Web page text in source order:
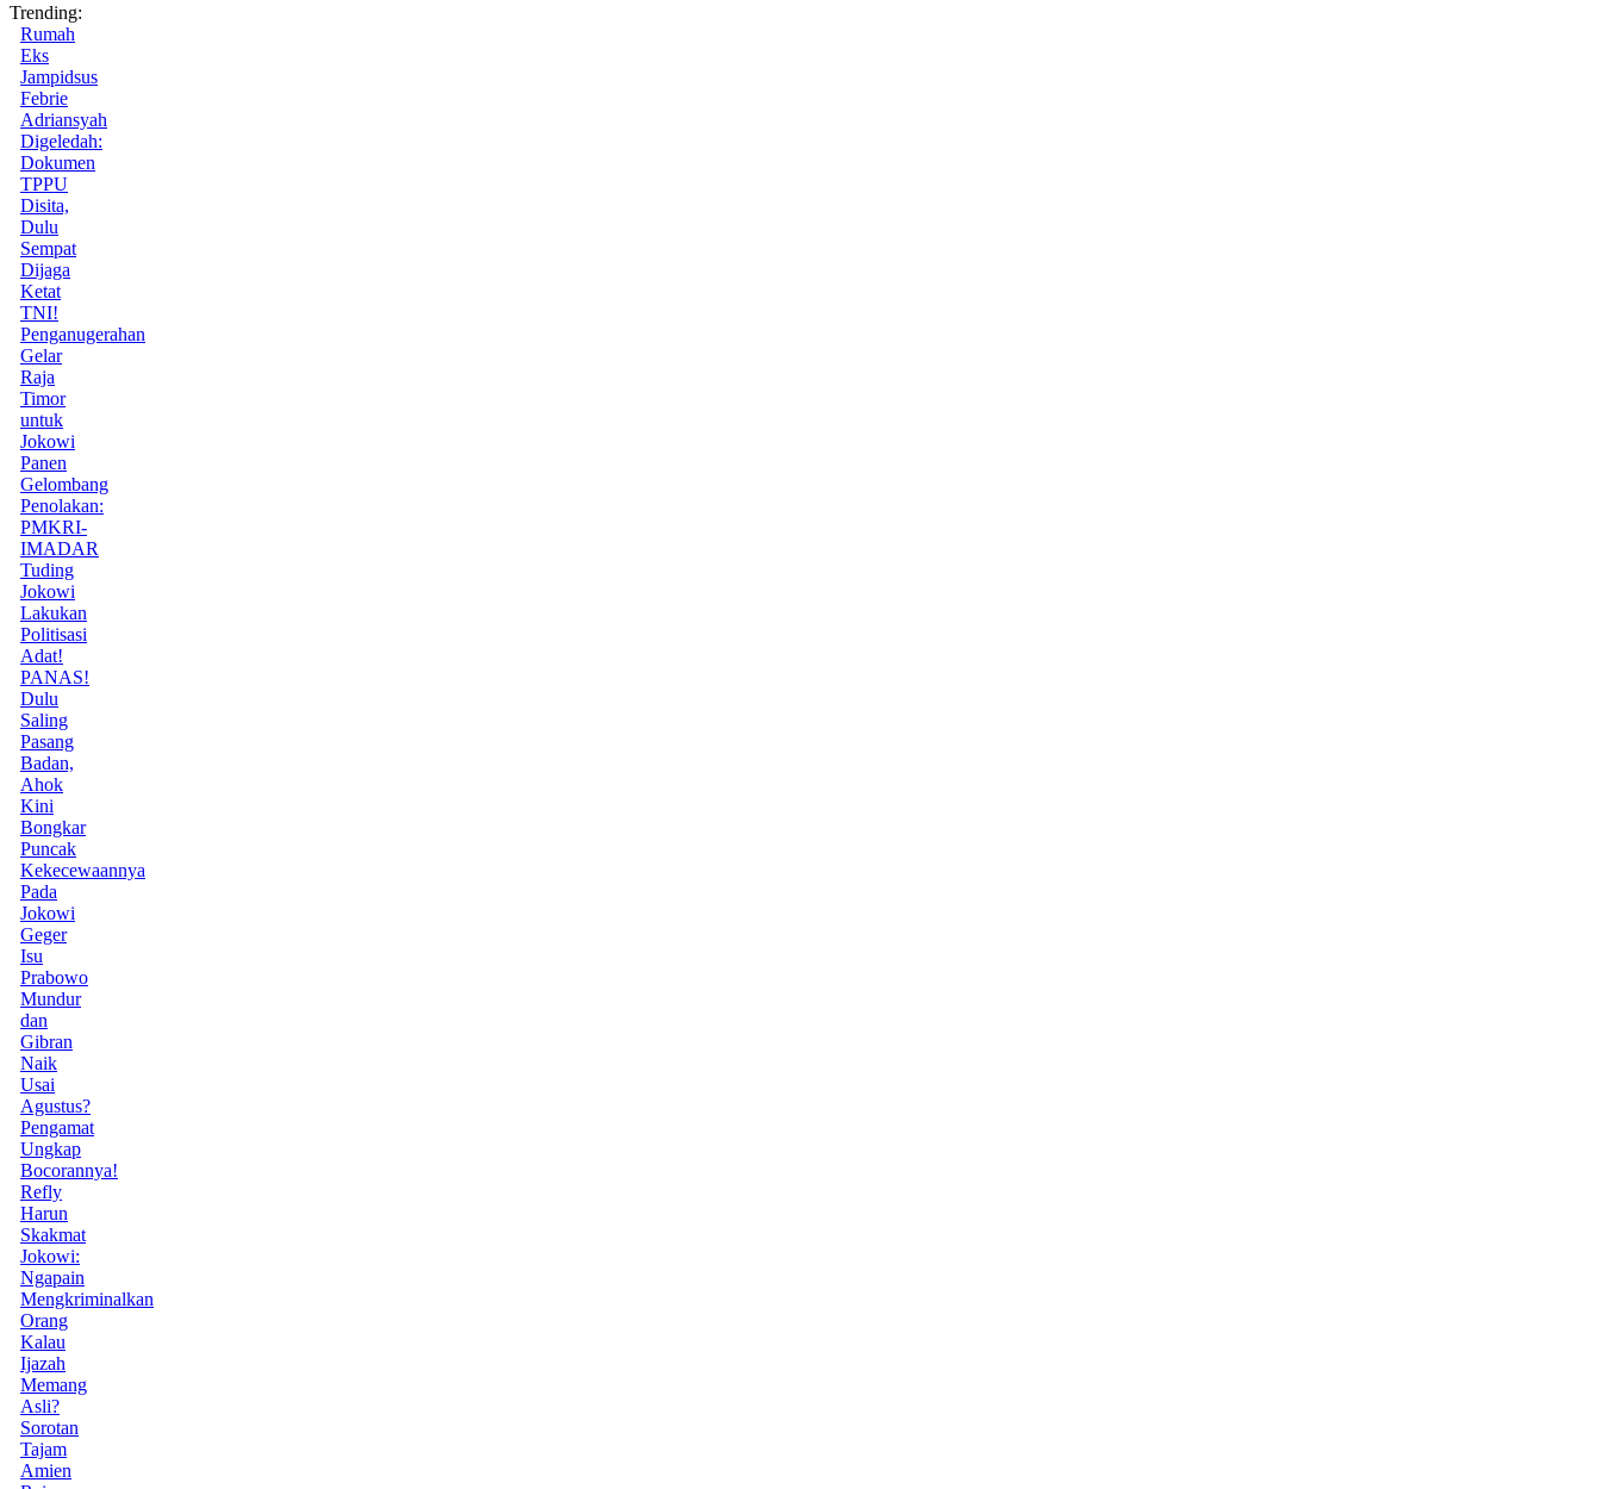
Trending:
Rumah
Eks
Jampidsus
Febrie
Adriansyah
Digeledah:
Dokumen
TPPU
Disita,
Dulu
Sempat
Dijaga
Ketat
TNI!
Penganugerahan
Gelar
Raja
Timor
untuk
Jokowi
Panen
Gelombang
Penolakan:
PMKRI-
IMADAR
Tuding
Jokowi
Lakukan
Politisasi
Adat!
PANAS!
Dulu
Saling
Pasang
Badan,
Ahok
Kini
Bongkar
Puncak
Kekecewaannya
Pada
Jokowi
Geger
Isu
Prabowo
Mundur
dan
Gibran
Naik
Usai
Agustus?
Pengamat
Ungkap
Bocorannya!
Refly
Harun
Skakmat
Jokowi:
Ngapain
Mengkriminalkan
Orang
Kalau
Ijazah
Memang
Asli?
Sorotan
Tajam
Amien